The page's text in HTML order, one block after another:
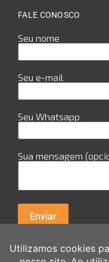
FALE CONOSCO
Seu nome
Seu e-mail
Seu Whatsapp
Sua mensagem
R. Cuiabá, 978 -